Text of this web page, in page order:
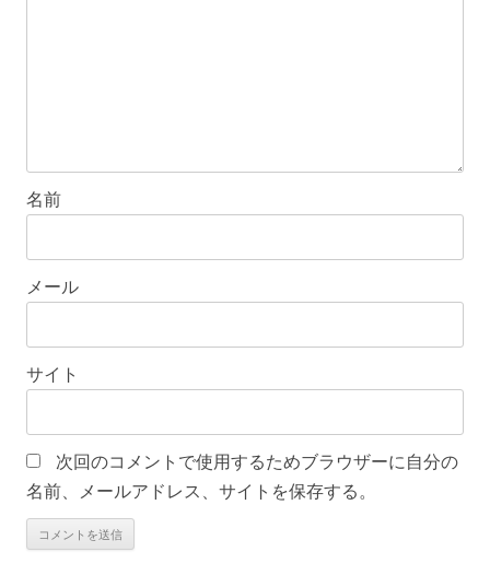
名前
メール
サイト
次回のコメントで使用するためブラウザーに自分の
名前、メールアドレス、サイトを保存する。